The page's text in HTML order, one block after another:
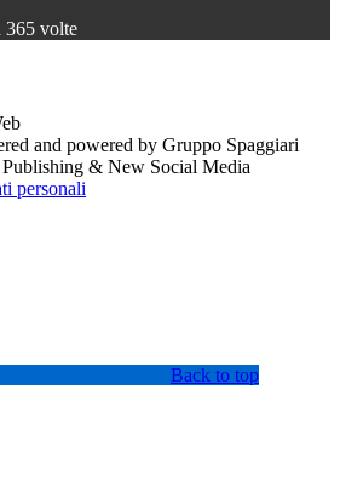
365 volte
and powered by Gruppo Spaggiari
& New Social Media
personali
Back to top